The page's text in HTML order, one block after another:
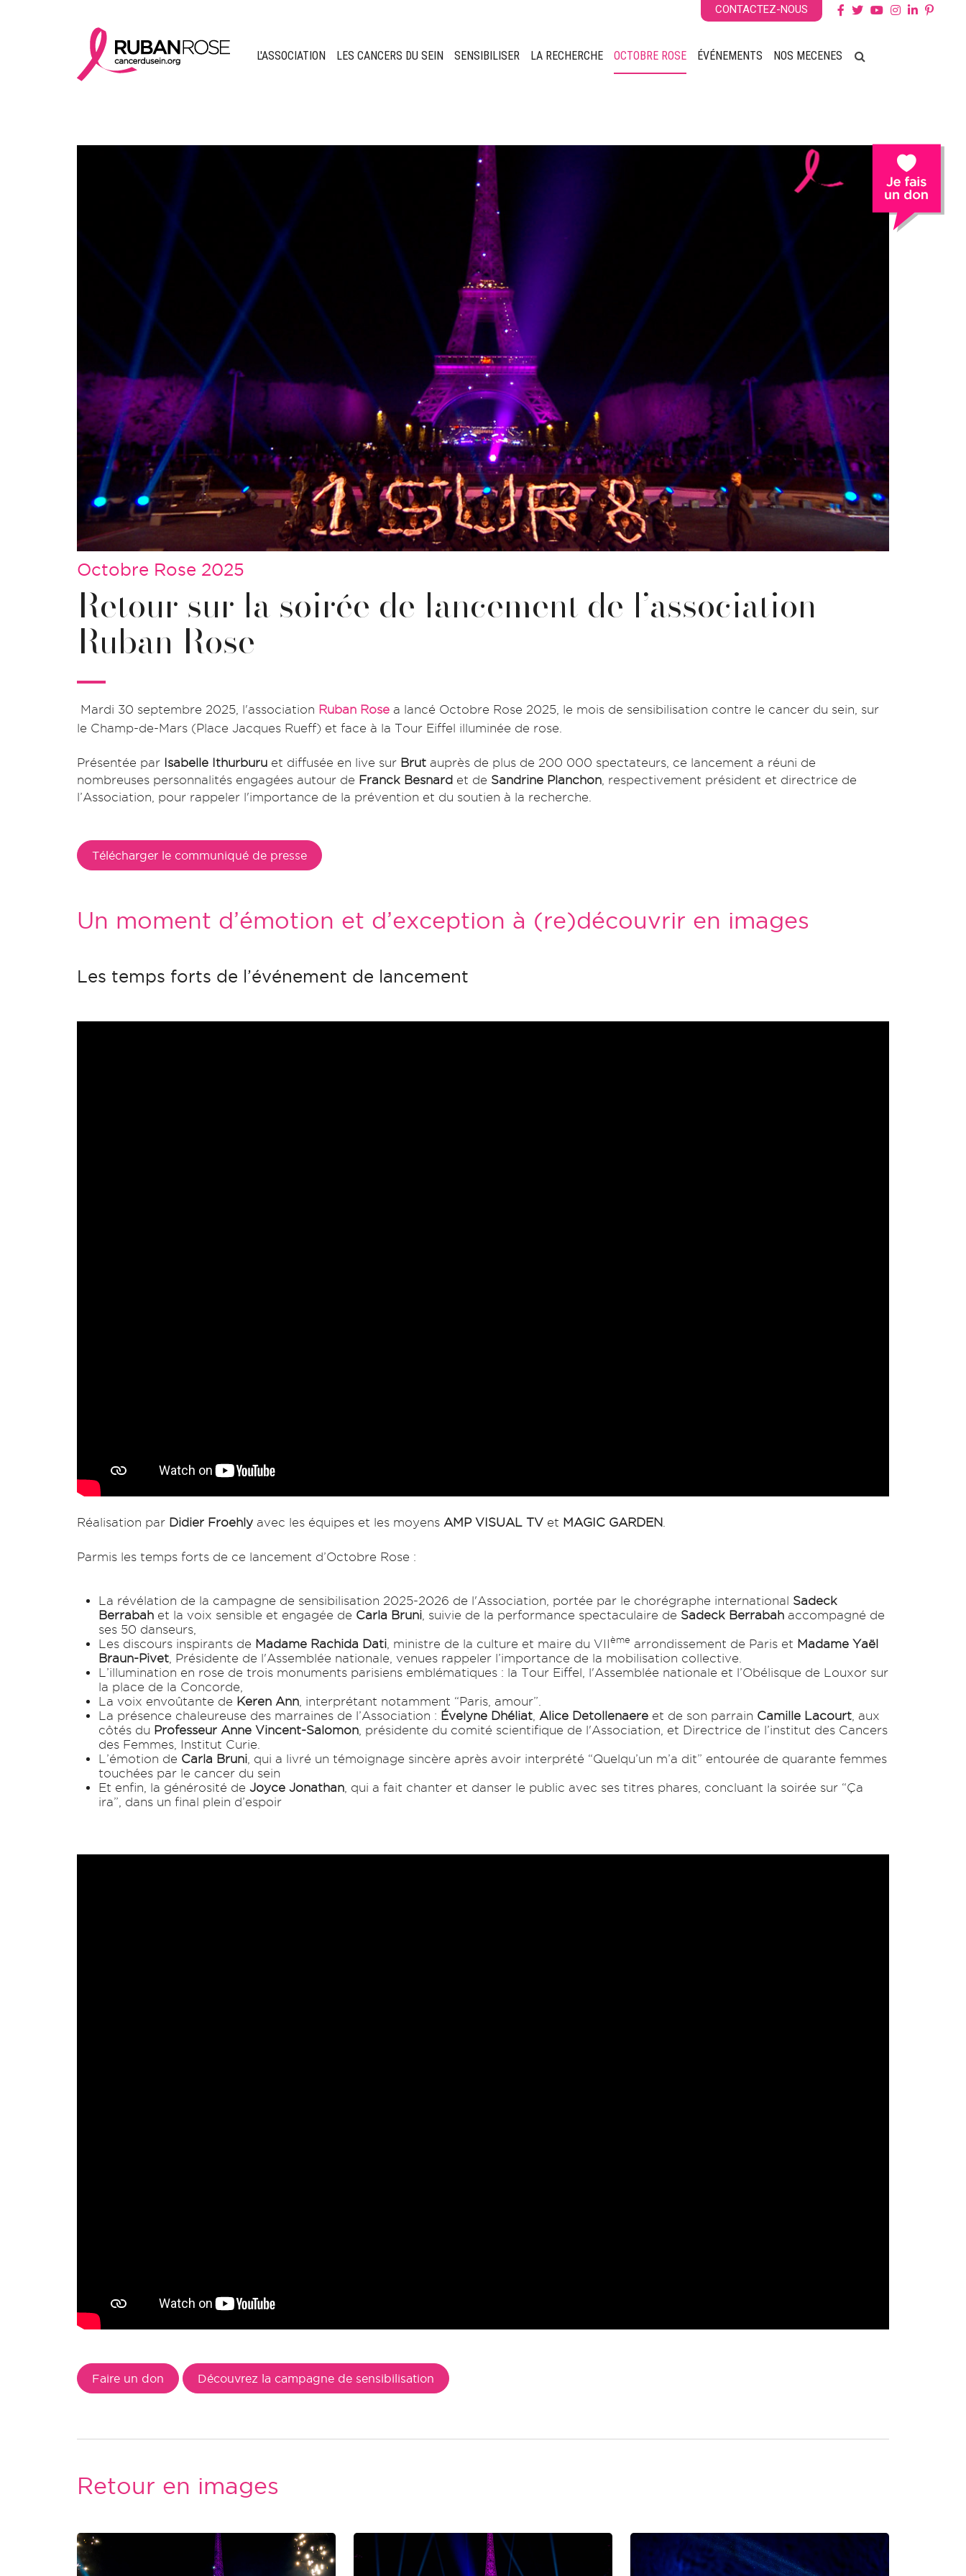
CONTACTEZ-NOUS
L'ASSOCIATION LES CANCERS DU SEIN SENSIBILISER LA RECHERCHE OCTOBRE ROSE ÉVÉNEMENTS NOS MECENES
Octobre Rose 2025
Retour sur la soirée de lancement de l’association
Ruban Rose
Mardi 30 septembre 2025, l'association Ruban Rose a lancé Octobre Rose 2025, le mois de sensibilisation contre le cancer du sein, sur
le Champ-de-Mars (Place Jacques Rueff) et face à la Tour Eiffel illuminée de rose.
Présentée par Isabelle Ithurburu et diffusée en live sur Brut auprès de plus de 200 000 spectateurs, ce lancement a réuni de
nombreuses personnalités engagées autour de Franck Besnard et de Sandrine Planchon , respectivement président et directrice de
l’Association, pour rappeler l'importance de la prévention et du soutien à la recherche.
Télécharger le communiqué de presse
Un moment d’émotion et d’exception à (re)découvrir en images
Les temps forts de l’événement de lancement
Réalisation par Didier Froehly avec les équipes et les moyens AMP VISUAL TV et MAGIC GARDEN
Parmis les temps forts de ce lancement d’Octobre Rose :
La révélation de la campagne de sensibilisation 2025-2026 de l'Association, portée par le chorégraphe international Sadeck
Berrabah et la voix sensible et engagée de Carla Bruni , suivie de la performance spectaculaire de Sadeck Berrabah accompagné de
ses 50 danseurs,
Les discours inspirants de Madame Rachida Dati , ministre de la culture et maire du VIIème arrondissement de Paris et Madame Yaël
Braun-Pivet , Présidente de l'Assemblée nationale, venues rappeler l’importance de la mobilisation collective.
L’illumination en rose de trois monuments parisiens emblématiques : la Tour Eiffel, l'Assemblée nationale et l’Obélisque de Louxor sur
la place de la Concorde,
La voix envoûtante de Keren Ann , interprétant notamment “Paris, amour”.
La présence chaleureuse des marraines de l’Association : Évelyne Dhéliat Alice Detollenaere et de son parrain Camille Lacourt , aux
côtés du Professeur Anne Vincent-Salomon , présidente du comité scientifique de l'Association, et Directrice de l’institut des Cancers
des Femmes, Institut Curie.
L’émotion de Carla Bruni , qui a livré un témoignage sincère après avoir interprété “Quelqu’un m’a dit” entourée de quarante femmes
touchées par le cancer du sein
Et enfin, la générosité de Joyce Jonathan , qui a fait chanter et danser le public avec ses titres phares, concluant la soirée sur “Ça
ira”, dans un final plein d’espoir
Faire un don Découvrez la campagne de sensibilisation
Retour en images